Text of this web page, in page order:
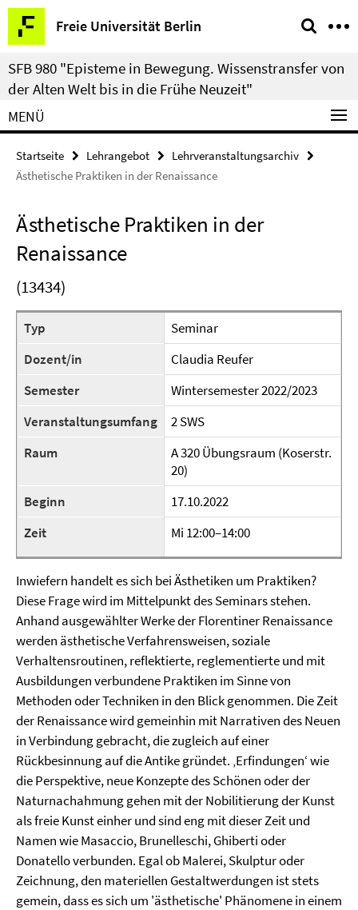
Springe
direkt
zu
Inhalt
Freie Universität Berlin
Service-
Navigation
SFB 980 "Episteme in Bewegung. Wissenstransfer von
der Alten Welt bis in die Frühe Neuzeit"
MENÜ
Startseite Lehrangebot
Lehrveranstaltungsarchiv
Ästhetische Praktiken in der Renaissance
Ästhetische Praktiken in der
Renaissance
(13434)
Typ
Seminar
Dozent/in
Claudia Reufer
Semester
Wintersemester 2022/2023
Veranstaltungsumfang
2 SWS
Raum
A 320 Übungsraum (Koserstr.
20)
Beginn
17.10.2022
Zeit
Mi 12:00–14:00
Inwiefern handelt es sich bei Ästhetiken um Praktiken?
Diese Frage wird im Mittelpunkt des Seminars stehen.
Anhand ausgewählter Werke der Florentiner Renaissance
werden ästhetische Verfahrensweisen, soziale
Verhaltensroutinen, reflektierte, reglementierte und mit
Ausbildungen verbundene Praktiken im Sinne von
Methoden oder Techniken in den Blick genommen. Die Zeit
der Renaissance wird gemeinhin mit Narrativen des Neuen
in Verbindung gebracht, die zugleich auf einer
Rückbesinnung auf die Antike gründet. ‚Erfindungen‘ wie
die Perspektive, neue Konzepte des Schönen oder der
Naturnachahmung gehen mit der Nobilitierung der Kunst
als freie Kunst einher und sind eng mit dieser Zeit und
Namen wie Masaccio, Brunelleschi, Ghiberti oder
Donatello verbunden. Egal ob Malerei, Skulptur oder
Zeichnung, den materiellen Gestaltwerdungen ist stets
gemein, dass es sich um 'ästhetische' Phänomene in einem